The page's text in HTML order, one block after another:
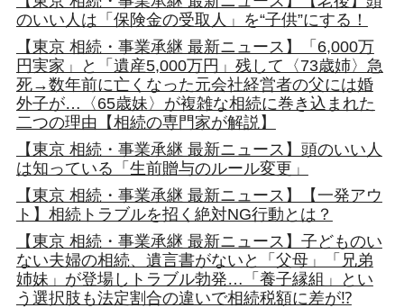
のいい人は「保険金の受取人」を“子供”にする！
【東京 相続・事業承継 最新ニュース】「6,000万
円実家」と「遺産5,000万円」残して〈73歳姉〉急
死→数年前に亡くなった元会社経営者の父には婚
外子が…〈65歳妹〉が複雑な相続に巻き込まれた
二つの理由【相続の専門家が解説】
【東京 相続・事業承継 最新ニュース】頭のいい人
は知っている「生前贈与のルール変更」
【東京 相続・事業承継 最新ニュース】【一発アウ
ト】相続トラブルを招く絶対NG行動とは？
【東京 相続・事業承継 最新ニュース】子どものい
ない夫婦の相続、遺言書がないと「父母」「兄弟
姉妹」が登場しトラブル勃発…「養子縁組」とい
う選択肢も法定割合の違いで相続税額に差が⁉